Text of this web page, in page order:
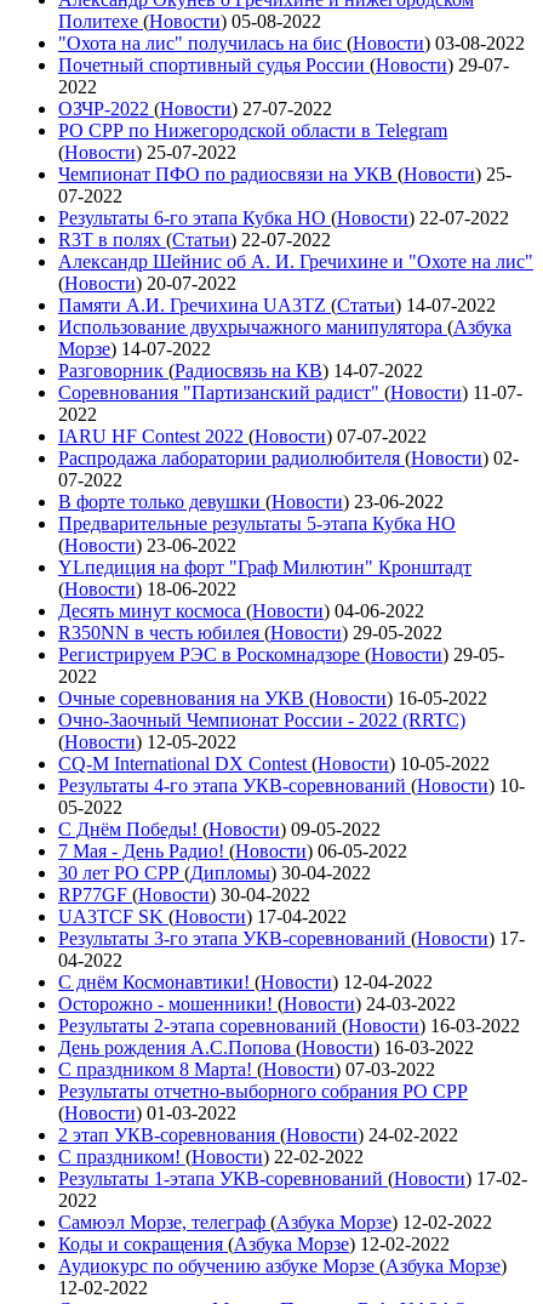
Политехе (Новости) 05-08-2022
"Охота на лис" получилась на бис (Новости) 03-08-2022
Почетный спортивный судья России (Новости) 29-07-
2022
ОЗЧР-2022 (Новости) 27-07-2022
РО СРР по Нижегородской области в Telegram
(Новости) 25-07-2022
Чемпионат ПФО по радиосвязи на УКВ (Новости) 25-
07-2022
Результаты 6-го этапа Кубка НО (Новости) 22-07-2022
R3T в полях (Статьи) 22-07-2022
Александр Шейнис об А. И. Гречихине и "Охоте на лис"
(Новости) 20-07-2022
Памяти А.И. Гречихина UA3TZ (Статьи) 14-07-2022
Использование двухрычажного манипулятора (Азбука
Морзе) 14-07-2022
Разговорник (Радиосвязь на КВ) 14-07-2022
Соревнования "Партизанский радист" (Новости) 11-07-
2022
IARU HF Contest 2022 (Новости) 07-07-2022
Распродажа лаборатории радиолюбителя (Новости) 02-
07-2022
В форте только девушки (Новости) 23-06-2022
Предварительные результаты 5-этапа Кубка НО
(Новости) 23-06-2022
YLпедиция на форт "Граф Милютин" Кронштадт
(Новости) 18-06-2022
Десять минут космоса (Новости) 04-06-2022
R350NN в честь юбилея (Новости) 29-05-2022
Регистрируем РЭС в Роскомнадзоре (Новости) 29-05-
2022
Очные соревнования на УКВ (Новости) 16-05-2022
Очно-Заочный Чемпионат России - 2022 (RRTC)
(Новости) 12-05-2022
CQ-M International DX Contest (Новости) 10-05-2022
Результаты 4-го этапа УКВ-соревнований (Новости) 10-
05-2022
С Днём Победы! (Новости) 09-05-2022
7 Мая - День Радио! (Новости) 06-05-2022
30 лет РО СРР (Дипломы) 30-04-2022
RP77GF (Новости) 30-04-2022
UA3TCF SK (Новости) 17-04-2022
Результаты 3-го этапа УКВ-соревнований (Новости) 17-
04-2022
С днём Космонавтики! (Новости) 12-04-2022
Осторожно - мошенники! (Новости) 24-03-2022
Результаты 2-этапа соревнований (Новости) 16-03-2022
День рождения А.С.Попова (Новости) 16-03-2022
С праздником 8 Марта! (Новости) 07-03-2022
Результаты отчетно-выборного собрания РО СРР
(Новости) 01-03-2022
2 этап УКВ-соревнования (Новости) 24-02-2022
С праздником! (Новости) 22-02-2022
Результаты 1-этапа УКВ-соревнований (Новости) 17-02-
2022
Самюэл Морзе, телеграф (Азбука Морзе) 12-02-2022
Коды и сокращения (Азбука Морзе) 12-02-2022
Аудиокурс по обучению азбуке Морзе (Азбука Морзе)
12-02-2022